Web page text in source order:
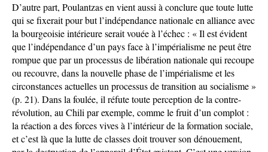
D’autre part, Poulantzas en vient aussi à conclure que toute lutte
qui se fixerait pour but l’indépendance nationale en alliance avec
la bourgeoisie intérieure serait vouée à l’échec : « Il est évident
que l’indépendance d’un pays face à l’impérialisme ne peut être
rompue que par un processus de libération nationale qui recoupe
ou recouvre, dans la nouvelle phase de l’impérialisme et les
circonstances actuelles un processus de transition au socialisme »
(p. 21). Dans la foulée, il réfute toute perception de la contre-
révolution, au Chili par exemple, comme le fruit d’un complot :
la réaction a des forces vives à l’intérieur de la formation sociale,
et c’est là que la lutte de classes doit trouver son dénouement,